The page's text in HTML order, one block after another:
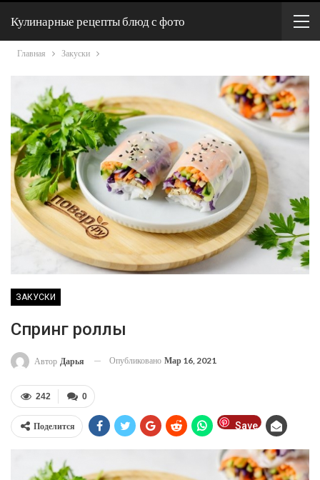
Кулинарные рецепты блюд с фото
Главная Закуски
ЗАКУСКИ
Спринг роллы
Автор Дарья Опубликовано Мар 16, 2021
0
242
Поделится Save